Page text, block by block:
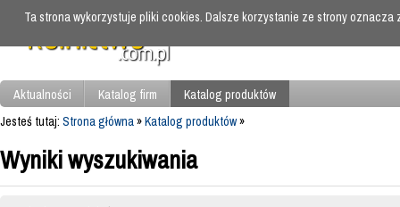
Aktualności Katalog firm
Katalog produktów
Jesteś tutaj: Strona główna»Katalog produktów»
Wyniki wyszukiwania
Ta strona wykorzystuje pliki cookies. Dalsze korzystanie ze strony